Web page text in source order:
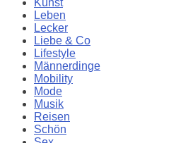
Kunst
Leben
Lecker
Liebe & Co
Lifestyle
Männerdinge
Mobility
Mode
Musik
Reisen
Schön